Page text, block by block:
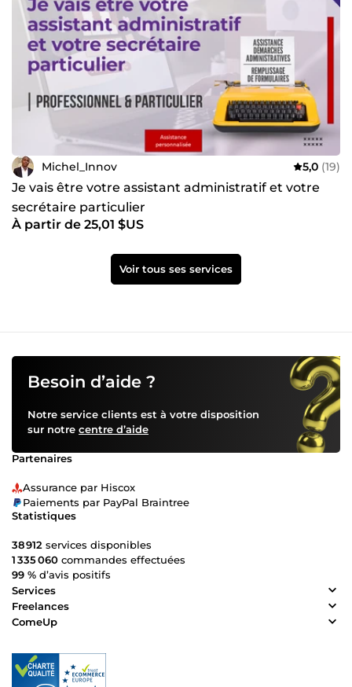
Michel_Innov 5,0 (19)
Je vais être votre assistant administratif et votre
secrétaire particulier
À partir de 25,01 $US
Voir tous ses services
Besoin d’aide ?
Notre service clients est à votre disposition
sur notre centre d’aide
Partenaires
Assurance par Hiscox
Paiements par PayPal Braintree
Statistiques
38 912 services disponibles
1 335 060 commandes effectuées
99 % d’avis positifs
Services
Freelances
ComeUp